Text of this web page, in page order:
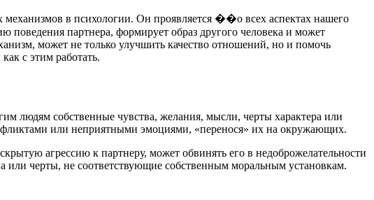
в психологии. Он проявляется ��о всех аспектах нашего
партнера, формирует образ другого человека и может
может не только улучшить качество отношений, но и помочь
с этим работать.
людям собственные чувства, желания, мысли, черты характера или
или неприятными эмоциями, «перенося» их на окружающих.
агрессию к партнеру, может обвинять его в недоброжелательности
или черты, не соответствующие собственным моральным установкам.